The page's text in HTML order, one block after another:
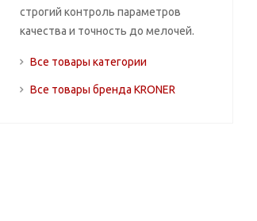
строгий контроль параметров
качества и точность до мелочей.
Все товары категории
Все товары бренда KRONER